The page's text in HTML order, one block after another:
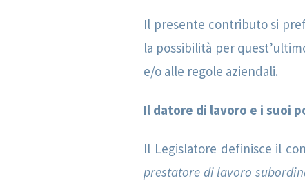
Il presente contributo si
la possibilità per
e/o alle regole aziendali.
Il datore di lavoro e i suoi
Il Legislatore definisce il
prestatore di lavoro